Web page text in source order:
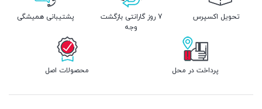
تحویل اکسپرس
7 روز گارانتی بازگشت
وجه
پشتیبانی همیشگی
پرداخت در محل محصولات اصل